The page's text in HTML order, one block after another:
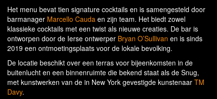
Het menu bevat tien signature cocktails en is samengesteld door
barmanager Marcello Cauda en zijn team. Het biedt zowel
klassieke cocktails met een twist als nieuwe creaties. De bar is
ontworpen door de Ierse ontwerper Bryan O’Sullivan en is sinds
2019 een ontmoetingsplaats voor de lokale bevolking.
De locatie beschikt over een terras voor bijeenkomsten in de
buitenlucht en een binnenruimte die bekend staat als de Snug,
met kunstwerken van de in New York gevestigde kunstenaar TM
Davy.